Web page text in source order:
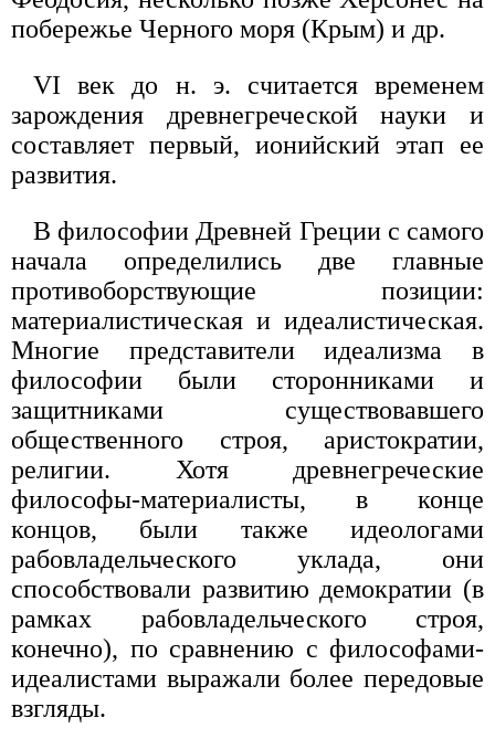
побережье Черного моря (Крым) и др.
VI век до н. э. считается временем
зарождения древнегреческой науки и
составляет первый, ионийский этап ее
развития.
В философии Древней Греции с самого
начала определились две главные
противоборствующие позиции:
материалистическая и идеалистическая.
Многие представители идеализма в
философии были сторонниками и
защитниками существовавшего
общественного строя, аристократии,
религии. Хотя древнегреческие
философы-материалисты, в конце
концов, были также идеологами
рабовладельческого уклада, они
способствовали развитию демократии (в
рамках рабовладельческого строя,
конечно), по сравнению с философами-
идеалистами выражали более передовые
взгляды.